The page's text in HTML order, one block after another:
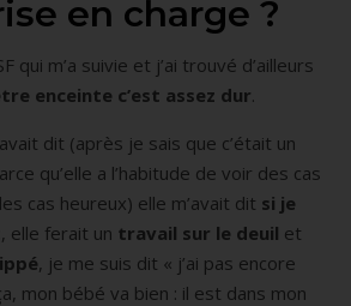
en charge ?
qui m’a suivie et j’ai trouvé d’ailleurs
enceinte c’est assez dur.
dit (après je sais que c’était un
qu’elle a l’habitude de voir des cas
cas heureux) elle m’avait dit si je
, elle ferait un travail sur le deuil et
, je me suis dit « j’ai pas encore
mon bébé va bien : il est dans mon